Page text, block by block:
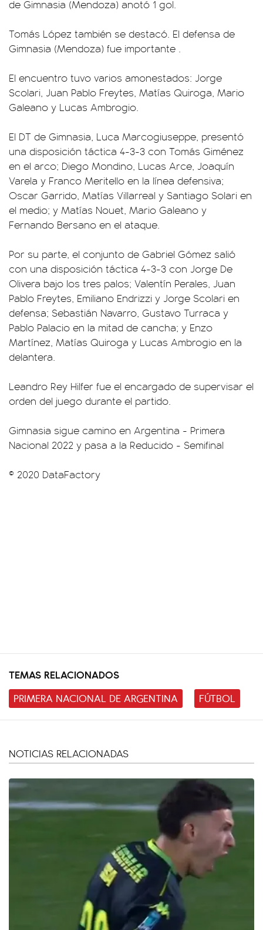
de Gimnasia (Mendoza) anotó 1 gol.
Tomás López también se destacó. El defensa de
Gimnasia (Mendoza) fue importante .
El encuentro tuvo varios amonestados: Jorge
Scolari, Juan Pablo Freytes, Matías Quiroga, Mario
Galeano y Lucas Ambrogio.
El DT de Gimnasia, Luca Marcogiuseppe, presentó
una disposición táctica 4-3-3 con Tomás Giménez
en el arco; Diego Mondino, Lucas Arce, Joaquín
Varela y Franco Meritello en la línea defensiva;
Oscar Garrido, Matías Villarreal y Santiago Solari en
el medio; y Matías Nouet, Mario Galeano y
Fernando Bersano en el ataque.
Por su parte, el conjunto de Gabriel Gómez salió
con una disposición táctica 4-3-3 con Jorge De
Olivera bajo los tres palos; Valentín Perales, Juan
Pablo Freytes, Emiliano Endrizzi y Jorge Scolari en
defensa; Sebastián Navarro, Gustavo Turraca y
Pablo Palacio en la mitad de cancha; y Enzo
Martínez, Matías Quiroga y Lucas Ambrogio en la
delantera.
Leandro Rey Hilfer fue el encargado de supervisar el
orden del juego durante el partido.
Gimnasia sigue camino en Argentina - Primera
Nacional 2022 y pasa a la Reducido - Semifinal
© 2020 DataFactory
TEMAS RELACIONADOS
PRIMERA NACIONAL DE ARGENTINA
FÚTBOL
NOTICIAS RELACIONADAS